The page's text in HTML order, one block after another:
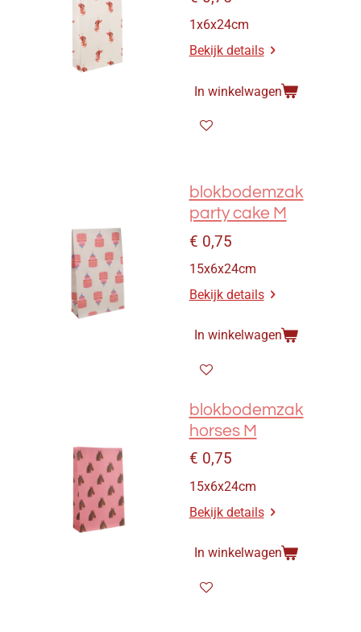
1x6x24cm
Bekijk details
In winkelwagen
blokbodemzak
party cake M
€ 0,75
15x6x24cm
Bekijk details
In winkelwagen
blokbodemzak
horses M
€ 0,75
15x6x24cm
Bekijk details
In winkelwagen